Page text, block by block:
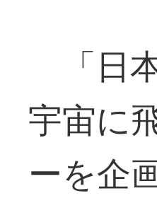
「日
宇宙に
ーを企